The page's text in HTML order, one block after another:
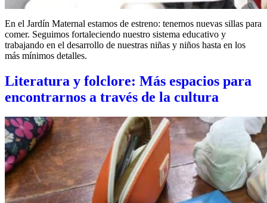
En el Jardín Maternal estamos de estreno: tenemos nuevas sillas para
comer. Seguimos fortaleciendo nuestro sistema educativo y
trabajando en el desarrollo de nuestras niñas y niños hasta en los
más mínimos detalles.
Literatura y folclore: Más espacios para
encontrarnos a través de la cultura